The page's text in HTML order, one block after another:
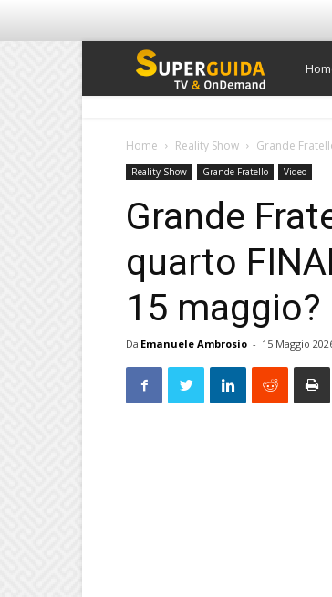
Super
TV
Home Reality Show Grande
Reality Show Grande Fratello Video
Grande
quarto
15
Da Emanuele Ambrosio - 15 Maggio